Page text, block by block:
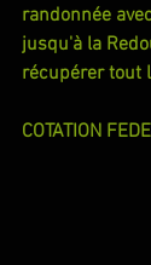
randonnée
jusqu'à la
récupérer tout
COTATION